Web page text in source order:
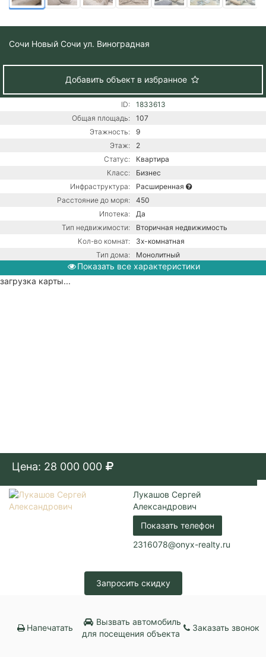
Сочи Новый Сочи ул. Виноградная
Добавить объект в избранное
ID:
1833613
Общая площадь:
107
Этажность:
9
Этаж:
2
Статус:
Квартира
Класс:
Бизнес
Инфраструктура:
Расширенная
Расстояние до моря:
450
Ипотека:
Да
Тип недвижимости:
Вторичная недвижимость
Кол-во комнат:
3х-комнатная
Тип дома:
Монолитный
Вид из окон:
На море
Показать все характеристики
загрузка карты...
Цена: 28 000 000
Лукашов Сергей
Александрович
Показать телефон
2316078@onyx-realty.ru
Запросить скидку
Напечатать
Вызвать автомобиль
для посещения объекта
Заказать звонок